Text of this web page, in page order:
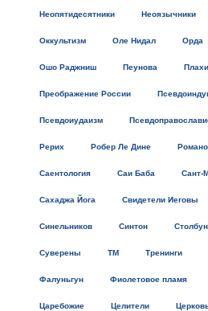
Неопятидесятники Неоязычники
Оккультизм Оле Нидал Орда
Ошо Раджниш Пеунова
Преображение России
Псевдоиудаизм
Рерих Робер Ле Дине
Саентология Саи Баба Сант-
Сахаджа Йога Свидетели Иеговы
Синельников Синтон Столбун
Суверены ТМ Тренинги
Фалуньгун Фиолетовое пламя
Царебожие Целители